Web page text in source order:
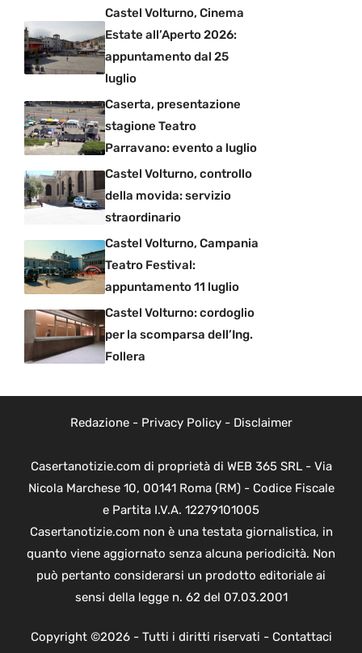
Castel Volturno, Cinema
Estate all’Aperto 2026:
appuntamento dal 25
luglio
Caserta, presentazione
stagione Teatro
Parravano: evento a luglio
Castel Volturno, controllo
della movida: servizio
straordinario
Castel Volturno, Campania
Teatro Festival:
appuntamento 11 luglio
Castel Volturno: cordoglio
per la scomparsa dell’Ing.
Follera
Redazione- Privacy Policy- Disclaimer
Casertanotizie.com di proprietà di WEB 365 SRL - Via
Nicola Marchese 10, 00141 Roma (RM) - Codice Fiscale
e Partita I.V.A. 12279101005
Casertanotizie.com non è una testata giornalistica, in
quanto viene aggiornato senza alcuna periodicità. Non
può pertanto considerarsi un prodotto editoriale ai
sensi della legge n. 62 del 07.03.2001
Copyright ©2026 - Tutti i diritti riservati - Contattaci